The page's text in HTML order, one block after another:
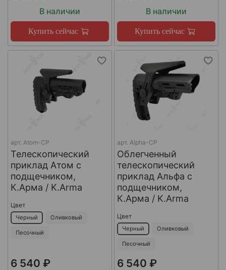
В наличии
Купить сейчас
В наличии
Купить сейчас
арт. Atom-CP
Телескопический
приклад Атом с
подщечником,
К.Арма / K.Arma
Цвет
Черный Оливковый
Песочный
6 540 ₽
арт. Alpha-CP
Облегченный
телескопический
приклад Альфа с
подщечником,
К.Арма / K.Arma
Цвет
Черный Оливковый
Песочный
6 540 ₽